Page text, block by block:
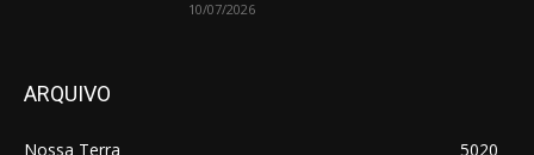
10/07/2026
ARQUIVO
Nossa Terra
5020